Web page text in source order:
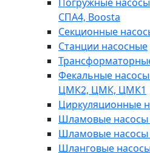
СПА4, Boosta
Секционные
Станции насосные
Фекальные
ЦМК2, ЦМК, ЦМК1
Циркуляционные
Шламовые
Шламовые
Шланговые